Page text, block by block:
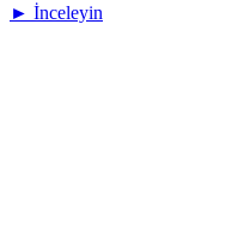
► İnceleyin